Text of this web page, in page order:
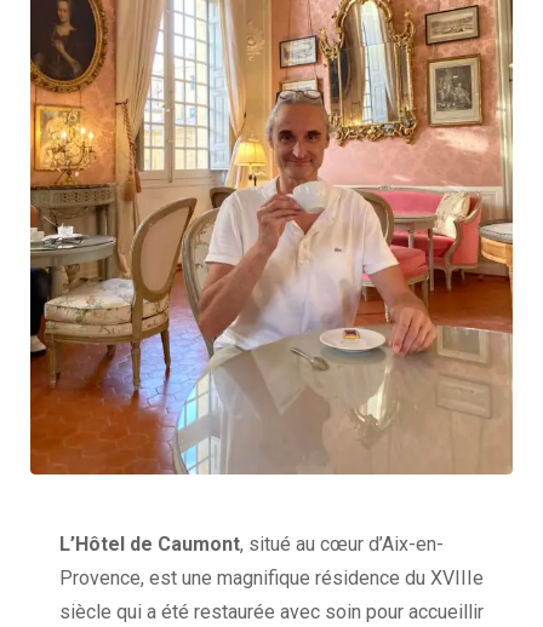
L’Hôtel de Caumont, situé au cœur d’Aix-en-
Provence, est une magnifique résidence du XVIIIe
siècle qui a été restaurée avec soin pour accueillir